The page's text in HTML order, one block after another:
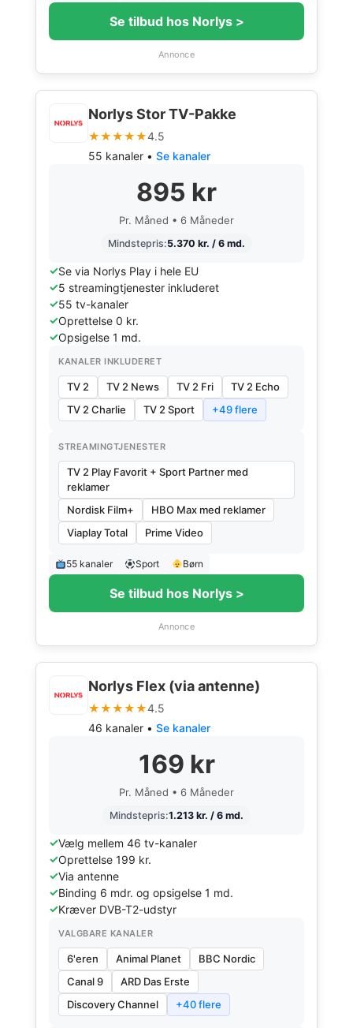
Se tilbud hos Norlys >
Annonce
Norlys Stor TV-Pakke
★★★★★4.5
55 kanaler • Se kanaler
895 kr
Pr. Måned • 6 Måneder
Mindstepris:5.370 kr. / 6 md.
Se via Norlys Play i hele EU
5 streamingtjenester inkluderet
55 tv-kanaler
Oprettelse 0 kr.
Opsigelse 1 md.
KANALER INKLUDERET
TV 2 TV 2 News TV 2 Fri
TV 2 Echo
TV 2 Charlie
TV 2 Sport +49 flere
STREAMINGTJENESTER
TV 2 Play Favorit + Sport Partner med
reklamer
Nordisk Film+
HBO Max med reklamer
Viaplay Total
Prime Video
55 kanaler Sport Børn
Se tilbud hos Norlys >
Annonce
Norlys Flex (via antenne)
★★★★★4.5
46 kanaler • Se kanaler
169 kr
Pr. Måned • 6 Måneder
Mindstepris:1.213 kr. / 6 md.
Vælg mellem 46 tv-kanaler
Oprettelse 199 kr.
Via antenne
Binding 6 mdr. og opsigelse 1 md.
Kræver DVB-T2-udstyr
VALGBARE KANALER
6'eren Animal Planet
BBC Nordic
Canal 9
ARD Das Erste
Discovery Channel
+40 flere